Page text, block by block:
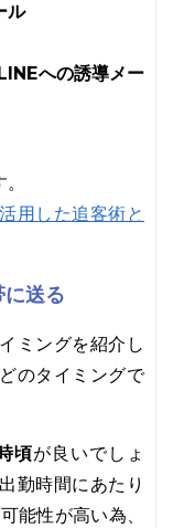
ル
への誘導メー
用した追客術と
送る
ミングを紹介し
のタイミングで
頃が良いでしょ
勤時間にあたり
能性が高い為、